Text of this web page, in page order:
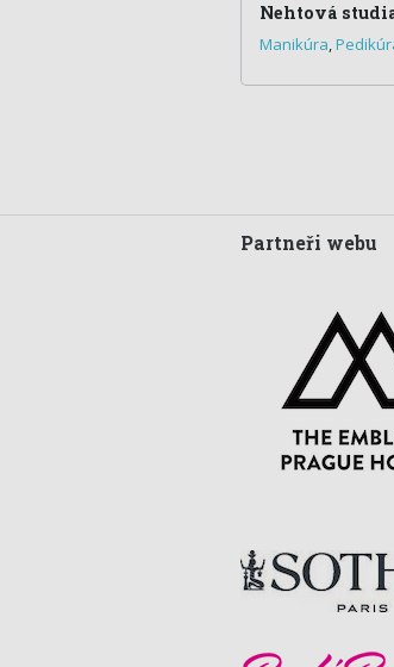
Nehtová
Manikúra,
Partneři webu